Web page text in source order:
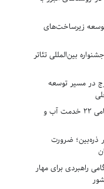
توسعه زیرساخت‌های
بین‌المللی تئاتر
در مسیر توسعه
آبفای البرز پیشتاز شد؛ ارائه تمامی ۲۲ خدمت آب و
ذره‌بین؛ ضرورت
راهبردی برای مهار